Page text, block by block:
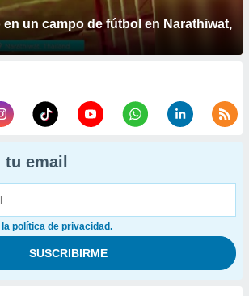
un campo de fútbol en Narathiwat,
email
política de privacidad.